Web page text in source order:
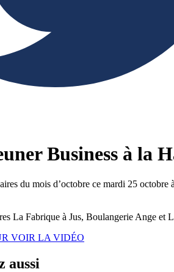
Business à la
du mois d’octobre ce mardi 25
La Fabrique à Jus, Boulangerie Ange et
VOIR LA VIDÉO
aussi